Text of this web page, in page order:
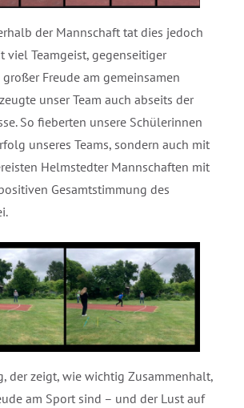
der Mannschaft tat dies jedoch
viel Teamgeist, gegenseitiger
Freude am gemeinsamen
unser Team auch abseits der
So fieberten unsere Schülerinnen
unseres Teams, sondern auch mit
Helmstedter Mannschaften mit
Gesamtstimmung des
der zeigt, wie wichtig Zusammenhalt,
am Sport sind – und der Lust auf